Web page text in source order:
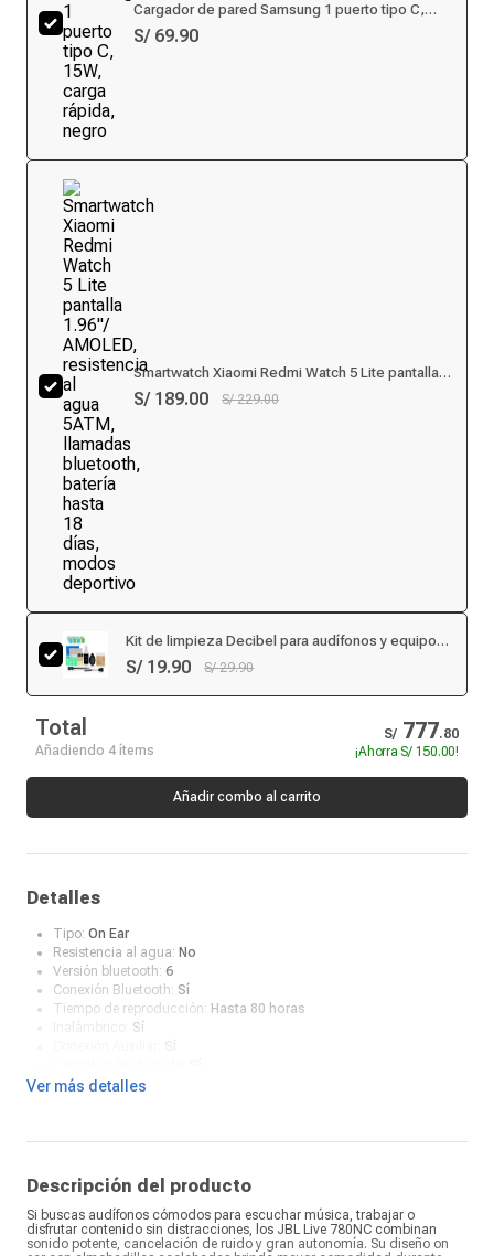
Cargador de pared Samsung 1 puerto tipo C,
15W, carga rápida, negro
S/ 69.90
Smartwatch Xiaomi Redmi Watch 5 Lite pantalla
1.96"/ AMOLED, resistencia al agua 5ATM,
llamadas bluetooth, batería hasta 18 días, modos
S/ 189.00 S/ 229.00
Kit de limpieza Decibel para audífonos y equipos
portátiles
S/ 19.90 S/ 29.90
Total S/ 777.80
Añadiendo 4 ítems
¡AhorraS/ 150.00!
Añadir combo al carrito
Detalles
Tipo: On Ear
Resistencia al agua: No
Versión bluetooth: 6
Conexión Bluetooth: Sí
Tiempo de reproducción: Hasta 80 horas
Sí
Color:Azul
Compatibilidad:App JBL
adaptador USB tipo C a clavija de 3,5 mm analógica, 1 bolsa de
transporte, 1 garantía/advertencia y 1 guía de inicio rápido
Ver más detalles
Descripción del producto
Si buscas audífonos cómodos para escuchar música, trabajar o
disfrutar contenido sin distracciones, los JBL Live 780NC combinan
sonido potente, cancelación de ruido y gran autonomía. Su diseño on